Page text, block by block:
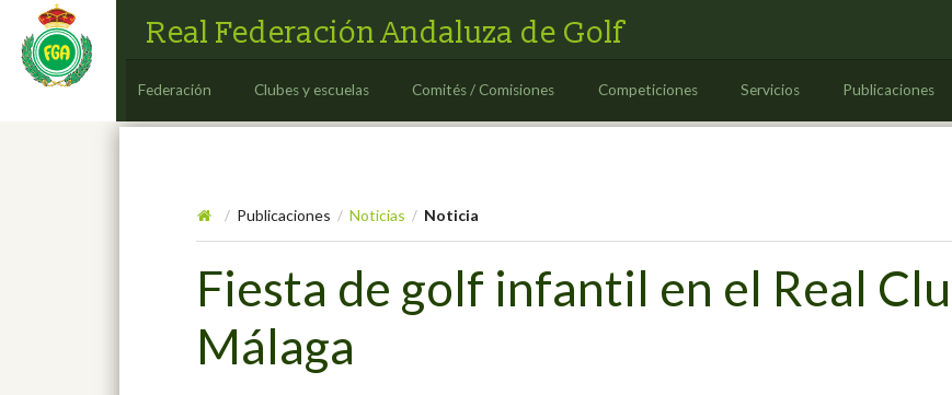
Real Federación Andaluza de Golf
Federación Clubes y escuelas Comités / Comisiones Competiciones Servicios Publicaciones
/ Publicaciones / Noticias / Noticia
Fiesta de golf infantil en el Real
Málaga